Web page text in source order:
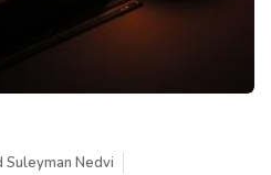
Suleyman Nedvi